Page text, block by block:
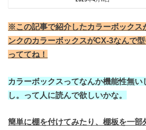
※この記事で紹介したカラーボックス
ンクのカラーボックスがCX-3なんで
っててね！
カラーボックスってなんか機能性無
し。って人に読んで欲しいかな。
簡単に棚を付けてみたり、棚板を一部